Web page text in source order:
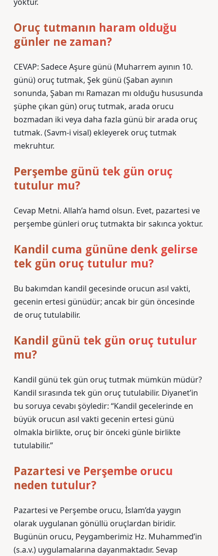
Oruç tutmanın haram olduğu
günler ne zaman?
CEVAP: Sadece Aşure günü (Muharrem ayının 10.
günü) oruç tutmak, Şek günü (Şaban ayının
sonunda, Şaban mı Ramazan mı olduğu hususunda
şüphe çıkan gün) oruç tutmak, arada orucu
bozmadan iki veya daha fazla günü bir arada oruç
tutmak. (Savm-i visal) ekleyerek oruç tutmak
mekruhtur.
Perşembe günü tek gün oruç
tutulur mu?
Cevap Metni. Allah’a hamd olsun. Evet, pazartesi ve
perşembe günleri oruç tutmakta bir sakınca yoktur.
Kandil cuma gününe denk gelirse
tek gün oruç tutulur mu?
Bu bakımdan kandil gecesinde orucun asıl vakti,
gecenin ertesi günüdür; ancak bir gün öncesinde
de oruç tutulabilir.
Kandil günü tek gün oruç tutulur
mu?
Kandil günü tek gün oruç tutmak mümkün müdür?
Kandil sırasında tek gün oruç tutulabilir. Diyanet’in
bu soruya cevabı şöyledir: “Kandil gecelerinde en
büyük orucun asıl vakti gecenin ertesi günü
olmakla birlikte, oruç bir önceki günle birlikte
tutulabilir.”
Pazartesi ve Perşembe orucu
neden tutulur?
Pazartesi ve Perşembe orucu, İslam’da yaygın
olarak uygulanan gönüllü oruçlardan biridir.
Bugünün orucu, Peygamberimiz Hz. Muhammed’in
(s.a.v.) uygulamalarına dayanmaktadır. Sevap